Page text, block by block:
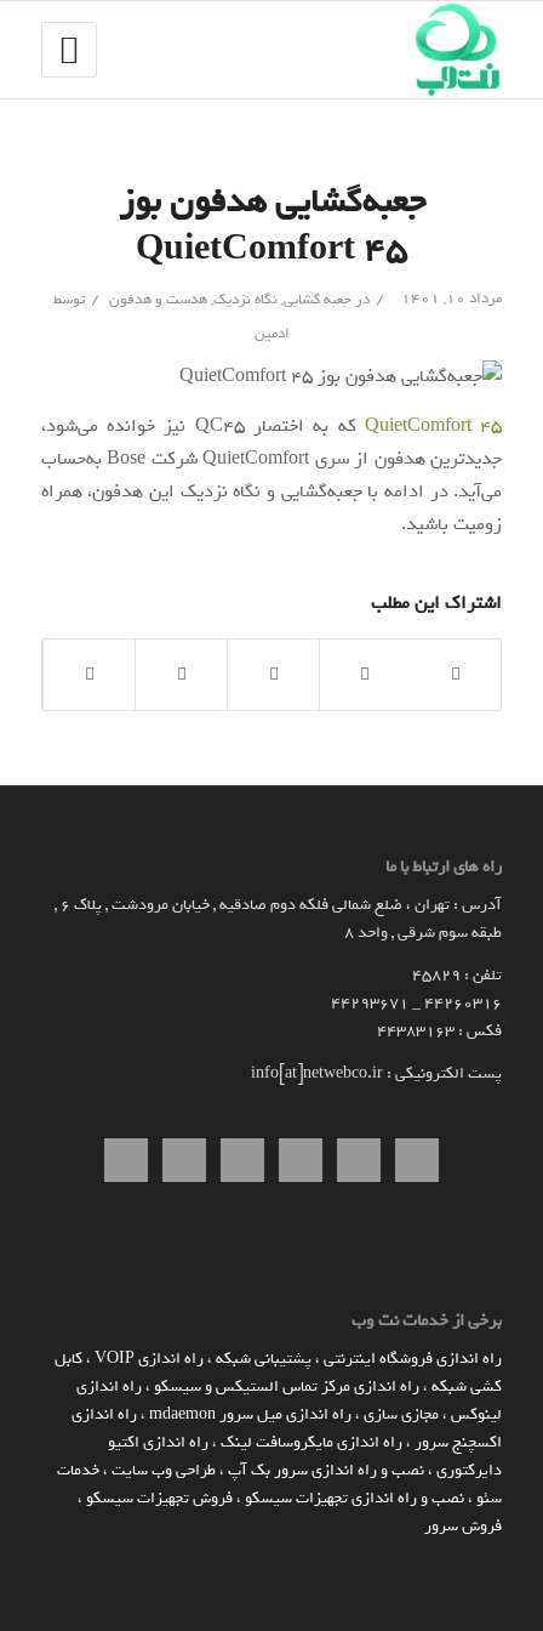
جعبه‌گشایی هدفون بوز
QuietComfort 45
مرداد ۱۰, ۱۴۰۱ / درجعبه گشایی,نگاه نزدیک,هدست و هدفون / توسط
ادمین
QuietComfort 45
که به اختصار QC45 نیز خوانده می‌شود،
جدیدترین هدفون از سری QuietComfort شرکت Bose به‌حساب
می‌آید. در ادامه با جعبه‌گشایی و نگاه نزدیک این هدفون، همراه
زومیت باشید.
اشتراک این مطلب
راه های ارتباط با ما
آدرس : تهران ، ضلع شمالی فلکه دوم صادقیه , خیابان مرودشت , پلاک ۶ ,
طبقه سوم شرقی , واحد ۸
تلفن : 45829
۴۴۲۶۰۳۱۶ _ 44293671
فکس : 44383163
پست الکترونیکی : info[at]netwebco.ir
برخی از خدمات نت وب
راه اندازي فروشگاه اينترنتي،پشتیبانی شبکه،راه اندازی VOIP ،کابل
کشی شبکه،راه اندازی مرکز تماس الستیکس و سیسکو ،راه اندازی
لینوکس،مجازی سازی،راه اندازی میل سرور mdaemon ،راه اندازی
اکسچنج سرور ،راه اندازی مایکروسافت لینک،راه اندازی اکتیو
دایرکتوری،نصب و راه اندازی سرور بک آپ،طراحی وب سایت،خدمات
سئو ،نصب و راه اندازی تجهیزات سیسکو ،فروش تجهیزات سیسکو ،
فروش سرور